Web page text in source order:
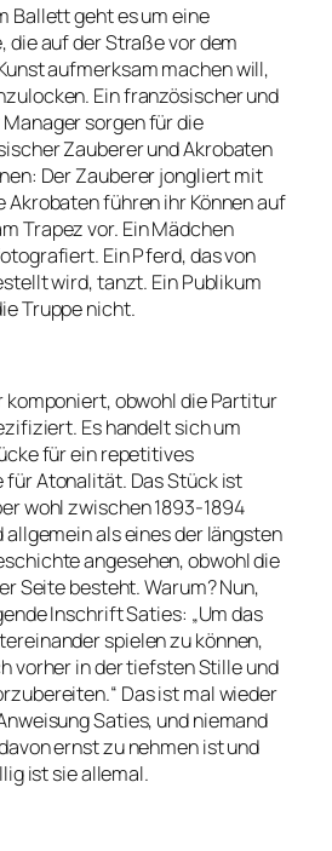
Ballett geht es um eine
auf der Straße vor dem
aufmerksam machen will,
Ein französischer und
sorgen für die
Zauberer und Akrobaten
Der Zauberer jongliert mit
Akrobaten führen ihr Können auf
Trapez vor. Ein Mädchen
Ein Pferd, das von
wird, tanzt. Ein Publikum
Truppe nicht.
komponiert, obwohl die Partitur
Es handelt sich um
für ein repetitives
Atonalität. Das Stück ist
wohl zwischen 1893-1894
allgemein als eines der längsten
angesehen, obwohl die
Seite besteht. Warum? Nun,
Inschrift Saties: „Um das
spielen zu können,
vorher in der tiefsten Stille und
Das ist mal wieder
Saties, und niemand
ernst zu nehmen ist und
ist sie allemal.